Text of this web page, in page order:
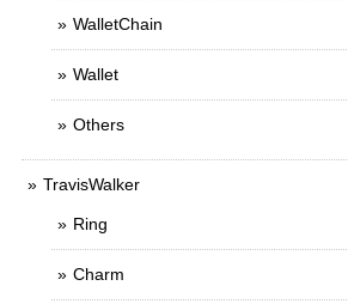
WalletChain
Wallet
Others
TravisWalker
Ring
Charm